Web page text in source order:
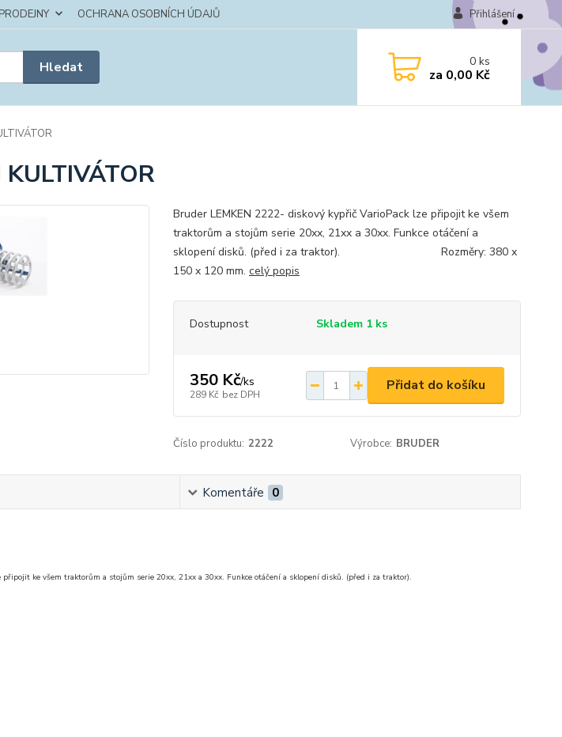
OCHRANA OSOBNÍCH ÚDAJŮ Přihlášení
Hledat 0ks
za 0,00 Kč
Bruder LEMKEN 2222- diskový kypřič VarioPack lze připojit ke všem
traktorům a stojům serie 20xx, 21xx a 30xx. Funkce otáčení a
sklopení disků. (před i za traktor). Rozměry: 380 x
150 x 120 mm. celý popis
Dostupnost Skladem 1 ks
350 Kč/ks
289 Kč bez DPH
Přidat do košíku
Číslo produktu: 2222 Výrobce: BRUDER
Komentáře 0
lze připojit ke všem traktorům a stojům serie 20xx, 21xx a 30xx. Funkce otáčení a sklopení disků. (před i za traktor).